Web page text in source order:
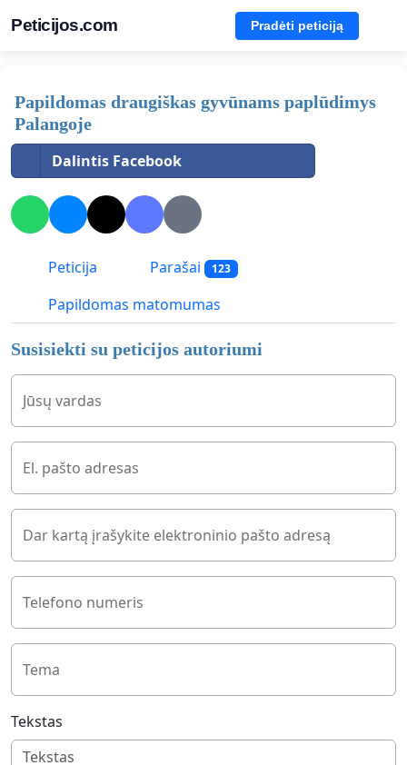
Peticijos.com Pradėti peticiją
Papildomas draugiškas gyvūnams paplūdimys
Palangoje
Dalintis Facebook
Peticija Parašai 123
Papildomas matomumas
Susisiekti su peticijos autoriumi
Jūsų vardas
El. pašto adresas
Dar kartą įrašykite elektroninio pašto adresą
Telefono numeris
Tema
Tekstas